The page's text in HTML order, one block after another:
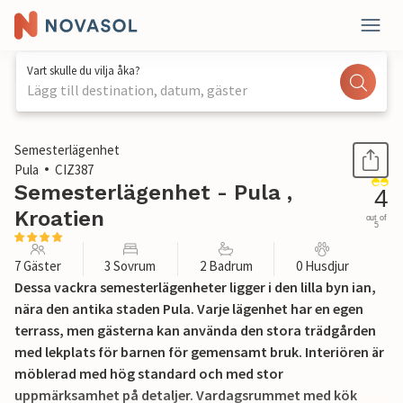
Vart skulle du vilja åka?
Lägg till destination, datum, gäster
1 / 45
Semesterlägenhet
Pula
CIZ387
Semesterlägenhet - Pula ,
Kroatien
4
out of
5
7 Gäster 3 Sovrum 2 Badrum 0 Husdjur
Dessa vackra semesterlägenheter ligger i den lilla byn ian,
nära den antika staden Pula. Varje lägenhet har en egen
terrass, men gästerna kan använda den stora trädgården
med lekplats för barnen för gemensamt bruk. Interiören är
möblerad med hög standard och med stor
uppmärksamhet på detaljer. Vardagsrummet med kök